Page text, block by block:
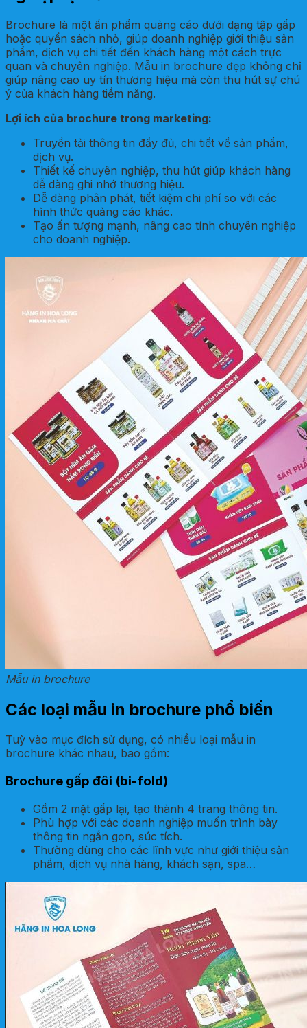
Brochure là một ấn phẩm quảng cáo dưới dạng tập gấp
hoặc quyển sách nhỏ, giúp doanh nghiệp giới thiệu sản
phẩm, dịch vụ chi tiết đến khách hàng một cách trực
quan và chuyên nghiệp. Mẫu in brochure đẹp không chỉ
giúp nâng cao uy tín thương hiệu mà còn thu hút sự chú
ý của khách hàng tiềm năng.
Lợi ích của brochure trong marketing:
Truyền tải thông tin đầy đủ, chi tiết về sản phẩm,
dịch vụ.
Thiết kế chuyên nghiệp, thu hút giúp khách hàng
dễ dàng ghi nhớ thương hiệu.
Dễ dàng phân phát, tiết kiệm chi phí so với các
hình thức quảng cáo khác.
Tạo ấn tượng mạnh, nâng cao tính chuyên nghiệp
cho doanh nghiệp.
Mẫu in brochure
Các loại mẫu in brochure phổ biến
Tuỳ vào mục đích sử dụng, có nhiều loại mẫu in
brochure khác nhau, bao gồm:
Brochure gấp đôi (bi-fold)
Gồm 2 mặt gấp lại, tạo thành 4 trang thông tin.
Phù hợp với các doanh nghiệp muốn trình bày
thông tin ngắn gọn, súc tích.
Thường dùng cho các lĩnh vực như giới thiệu sản
phẩm, dịch vụ nhà hàng, khách sạn, spa…